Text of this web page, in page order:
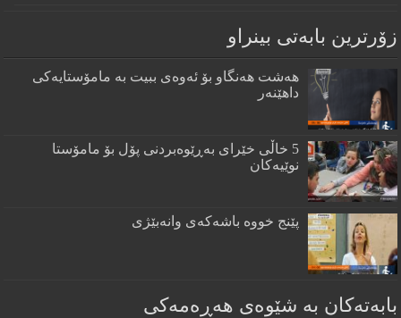
زۆرترين بابه‌تى بينراو
هەشت هەنگاو بۆ ئەوەی ببیت بە مامۆستایەکی
داهێنەر
5 خاڵی خێرای به‌ڕێوه‌بردنی پۆل بۆ مامۆستا
نوێیه‌كان
پێنج خووه‌ باشه‌كه‌ی وانه‌بێژی
بابەتەکان بە شێوەی هەڕەمەکی